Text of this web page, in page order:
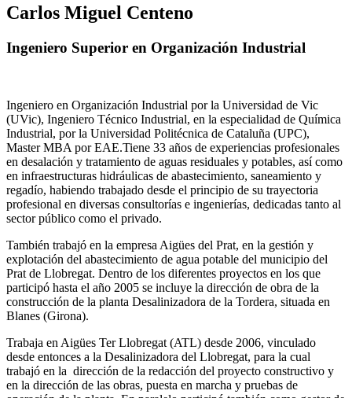
Carlos Miguel Centeno
Ingeniero Superior en Organización Industrial
Ingeniero en Organización Industrial por la Universidad de Vic
(UVic), Ingeniero Técnico Industrial, en la especialidad de Química
Industrial, por la Universidad Politécnica de Cataluña (UPC),
Master MBA por EAE.Tiene 33 años de experiencias profesionales
en desalación y tratamiento de aguas residuales y potables, así como
en infraestructuras hidráulicas de abastecimiento, saneamiento y
regadío, habiendo trabajado desde el principio de su trayectoria
profesional en diversas consultorías e ingenierías, dedicadas tanto al
sector público como el privado.
También trabajó en la empresa Aigües del Prat, en la gestión y
explotación del abastecimiento de agua potable del municipio del
Prat de Llobregat. Dentro de los diferentes proyectos en los que
participó hasta el año 2005 se incluye la dirección de obra de la
construcción de la planta Desalinizadora de la Tordera, situada en
Blanes (Girona).
Trabaja en Aigües Ter Llobregat (ATL) desde 2006, vinculado
desde entonces a la Desalinizadora del Llobregat, para la cual
trabajó en la dirección de la redacción del proyecto constructivo y
en la dirección de las obras, puesta en marcha y pruebas de